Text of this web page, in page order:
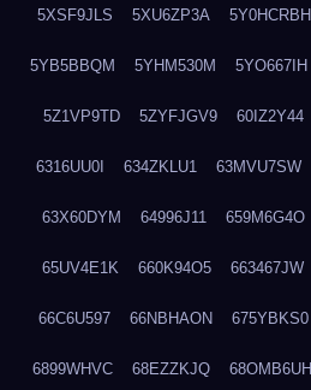
5XSF9JLS 5XU6ZP3A 5Y0HCRBH
5YB5BBQM 5YHM530M 5YO667IH
5Z1VP9TD 5ZYFJGV9 60IZ2Y44
6316UU0I 634ZKLU1 63MVU7SW
63X60DYM 64996J11 659M6G4O
65UV4E1K 660K94O5 663467JW
66C6U597 66NBHAON 675YBKS0
6899WHVC 68EZZKJQ 68OMB6UH